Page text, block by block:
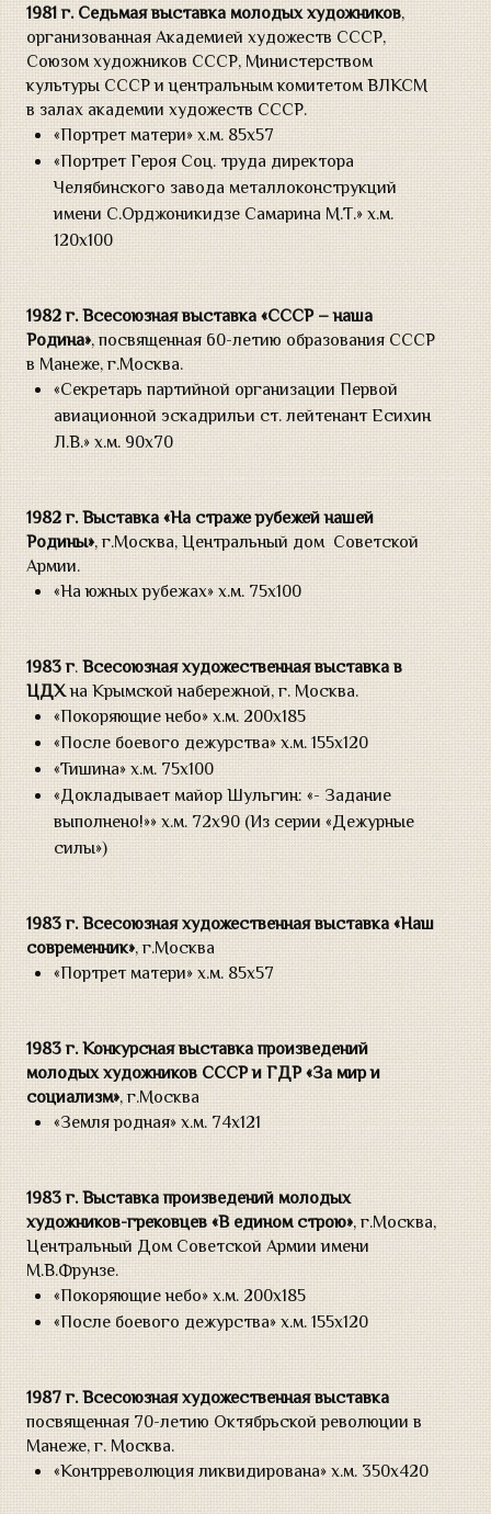
1981 г. Седьмая выставка молодых художников,
организованная Академией художеств СССР,
Союзом художников СССР, Министерством
культуры СССР и центральным комитетом ВЛКСМ
в залах академии художеств СССР.
«Портрет матери» х.м. 85х57
«Портрет Героя Соц. труда директора
Челябинского завода металлоконструкций
имени С.Орджоникидзе Самарина М.Т.» х.м.
120х100
1982 г.Всесоюзная выставка «СССР – наша
Родина», посвященная 60-летию образования СССР
в Манеже, г.Москва.
«Секретарь партийной организации Первой
авиационной эскадрильи ст. лейтенант Есихин
Л.В.» х.м. 90х70
1982 г.Выставка «На страже рубежей нашей
Родины», г.Москва, Центральный дом Советской
Армии.
«На южных рубежах» х.м. 75х100
1983 г.Всесоюзная художественная выставка в
ЦДХна Крымской набережной, г. Москва.
«Покоряющие небо» х.м. 200х185
«После боевого дежурства» х.м. 155х120
«Тишина» х.м. 75х100
«Докладывает майор Шульгин: «- Задание
выполнено!»» х.м. 72х90 (Из серии «Дежурные
силы»)
1983 г.Всесоюзная художественная выставка «Наш
современник», г.Москва
«Портрет матери» х.м. 85х57
1983 г. Конкурсная выставка произведений
молодых художников СССР и ГДР «За мир и
социализм», г.Москва
«Земля родная» х.м. 74х121
1983 г.Выставка произведений молодых
художников-грековцев «В едином строю», г.Москва,
Центральный Дом Советской Армии имени
М.В.Фрунзе.
«Покоряющие небо» х.м. 200х185
«После боевого дежурства» х.м. 155х120
1987 г.Всесоюзная художественная выставка
посвященная 70-летию Октябрьской революции в
Манеже, г. Москва.
«Контрреволюция ликвидирована» х.м. 350х420